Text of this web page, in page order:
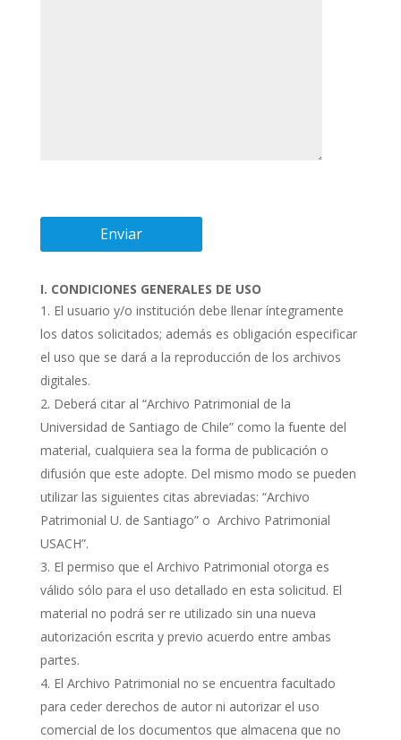
I. CONDICIONES GENERALES DE USO
El usuario y/o institución debe llenar íntegramente
los datos solicitados; además es obligación especificar
el uso que se dará a la reproducción de los archivos
digitales.
Deberá citar al “Archivo Patrimonial de la
Universidad de Santiago de Chile” como la fuente del
material, cualquiera sea la forma de publicación o
difusión que este adopte. Del mismo modo se pueden
utilizar las siguientes citas abreviadas: “Archivo
Patrimonial U. de Santiago” o Archivo Patrimonial
USACH”.
El permiso que el Archivo Patrimonial otorga es
válido sólo para el uso detallado en esta solicitud. El
material no podrá ser re utilizado sin una nueva
autorización escrita y previo acuerdo entre ambas
partes.
El Archivo Patrimonial no se encuentra facultado
para ceder derechos de autor ni autorizar el uso
comercial de los documentos que almacena que no